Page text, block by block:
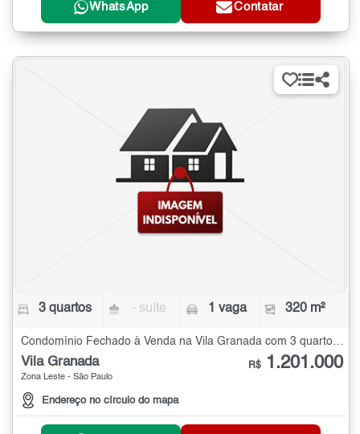
WhatsApp Contatar
3 quartos - suíte 1 vaga 320 m²
Condomínio Fechado à Venda na Vila Granada com 3 quartos - 320 m²
Vila Granada
Zona Leste - São Paulo
Endereço no círculo do mapa
R$ 1.201.000